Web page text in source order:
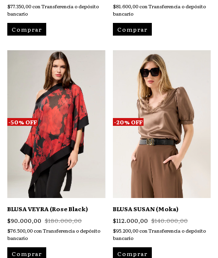
$77.350,00 con Transferencia o depósito
bancario
Comprar
$81.600,00 con Transferencia o depósito
bancario
Comprar
-50% OFF
BLUSA VEYRA (Rose Black)
$90.000,00 $180.000,00
$76.500,00 con Transferencia o depósito
bancario
Comprar
-20% OFF
BLUSA SUSAN (Moka)
$112.000,00 $140.000,00
$95.200,00 con Transferencia o depósito
bancario
Comprar